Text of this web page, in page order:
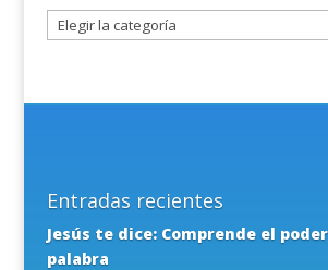
Entradas recientes
Jesús te dice: Comprende el
palabra